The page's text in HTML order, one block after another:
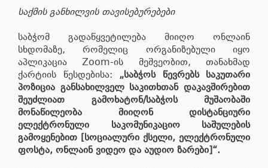
საქმის განხილვის თავისებურებები
საბჭომ გადაწყვეტილება მიიღო ონლაინ
სხდომაზე, რომელიც ორგანიზებული იყო
აპლიკაცია Zoom-ის მეშვეობით, თანახმად
ქარტიის წესდებისა:
„საბჭოს წევრებს საკუთარი
პოზიცია განსახილველ საკითხთან დაკავშირებით
შეუძლიათ გამოხატონ/საბჭოს მუშაობაში
მონაწილეობა მიიღონ დისტანციური
ელექტრონული საკომუნიკაციო საშულების
გამოყენებით [სოციალური ქსელი, ელექტრონული
ფოსტა, ონლაინ ვიდეო და აუდიო ზარები]“.